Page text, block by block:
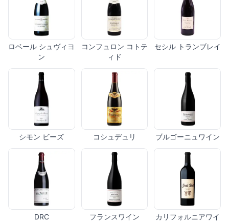
ロベール シュヴィヨ
ン
コンフュロン コトテ
ィド
セシル トランブレイ
シモン ビーズ コシュデュリ ブルゴーニュワイン
DRC フランスワイン
カリフォルニアワイ